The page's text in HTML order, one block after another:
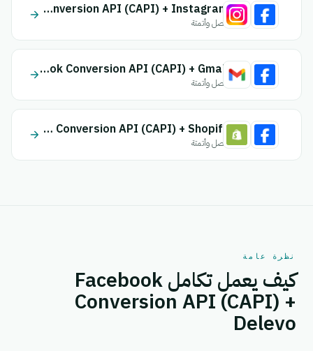
Facebook Conversion API (CAPI) + Instagram
اتصل وأتمتة
Facebook Conversion API (CAPI) + Gmail
اتصل وأتمتة
Facebook Conversion API (CAPI) + Shopify
اتصل وأتمتة
نظرة عامة
كيف يعمل تكامل Facebook
Conversion API (CAPI) +
Delevo